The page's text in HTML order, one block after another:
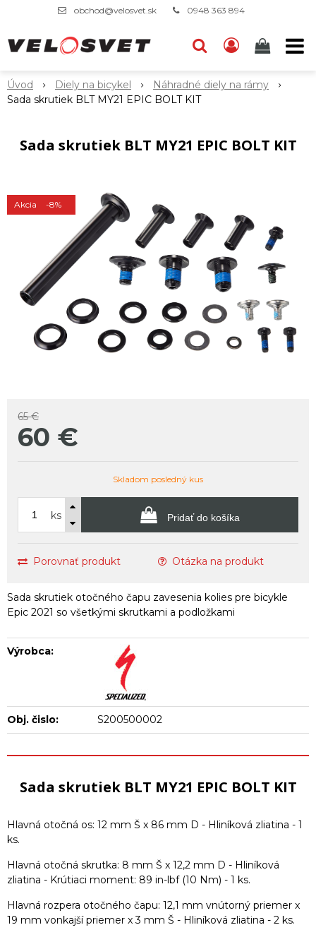
obchod@velosvet.sk 0948 363 894
Úvod Diely na bicykel
Náhradné diely na rámy
Sada skrutiek BLT MY21 EPIC BOLT KIT
Sada skrutiek BLT MY21 EPIC BOLT KIT
Akcia -8%
65 €
60 €
Skladom posledný kus
ks Pridať do košíka
Porovnať produkt Otázka na produkt
Sada skrutiek otočného čapu zavesenia kolies pre bicykle
Epic 2021 so všetkými skrutkami a podložkami
Výrobca:
Obj. čislo: S200500002
Sada skrutiek BLT MY21 EPIC BOLT KIT
Hlavná otočná os: 12 mm Š x 86 mm D - Hliníková zliatina - 1
ks.
Hlavná otočná skrutka: 8 mm Š x 12,2 mm D - Hliníková
zliatina - Krútiaci moment: 89 in-lbf (10 Nm) - 1 ks.
Hlavná rozpera otočného čapu: 12,1 mm vnútorný priemer x
19 mm vonkajší priemer x 3 mm Š - Hliníková zliatina - 2 ks.